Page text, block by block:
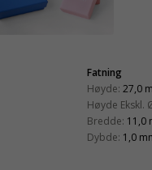
Fatning
Høyde: 27,0
Høyde Ekskl.
Bredde: 11,0
Dybde: 1,0